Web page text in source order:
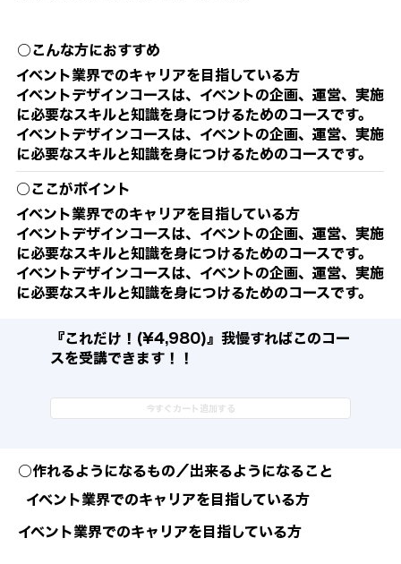
○こんな方におすすめ
イベント業界でのキャリアを目指している方
イベントデザインコースは、イベントの企画、運営、実施
に必要なスキルと知識を身につけるためのコースです。
イベントデザインコースは、イベントの企画、運営、実施
に必要なスキルと知識を身につけるためのコースです。
○ここがポイント
イベント業界でのキャリアを目指している方
イベントデザインコースは、イベントの企画、運営、実施
に必要なスキルと知識を身につけるためのコースです。
イベントデザインコースは、イベントの企画、運営、実施
に必要なスキルと知識を身につけるためのコースです。
​『これだけ！(¥4,980)』我慢すればこのコー
スを受講できます！！
今すぐカート追加する
○作れるようになるもの／出来るようになること
イベント業界でのキャリアを目指している方
イベント業界でのキャリアを目指している方